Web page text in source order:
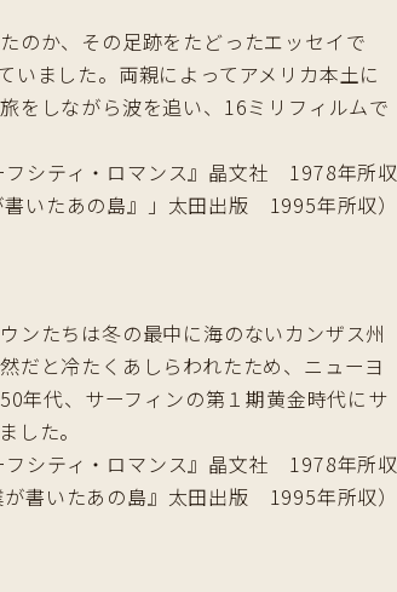
のか、その足跡をたどったエッセイで
いました。両親によってアメリカ本土に
をしながら波を追い、16ミリフィルムで
フシティ・ロマンス』晶文社 1978年所収
いたあの島』」太田出版 1995年所収）
ンたちは冬の最中に海のないカンザス州
だと冷たくあしらわれたため、ニューヨ
年代、サーフィンの第１期黄金時代にサ
した。
フシティ・ロマンス』晶文社 1978年所収
書いたあの島』太田出版 1995年所収）